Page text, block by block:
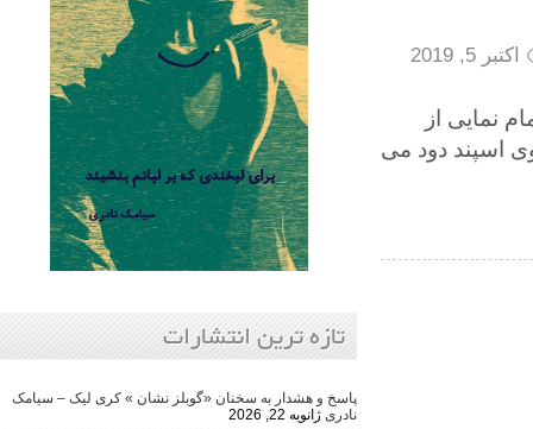
از
دود می
تازه ترین انتشارات
پاسخ و هشدار به سخنان «گوبلز نشان » کری لیک – سیامک
ژانویه 22, 2026